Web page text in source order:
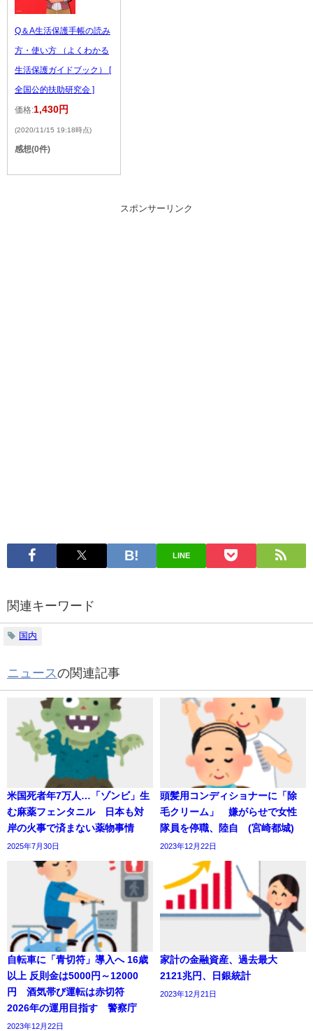
Q＆A生活保護手帳の読み
方・使い方 （よくわかる
生活保護ガイドブック） [
全国公的扶助研究会 ]
価格:1,430円
(2020/11/15 19:18時点)
感想(0件)
スポンサーリンク
LINE
関連キーワード
国内
ニュースの関連記事
米国死者年7万人…「ゾンビ」生
む麻薬フェンタニル 日本も対
岸の火事で済まない薬物事情
2025年7月30日
頭髪用コンディショナーに「除
毛クリーム」 嫌がらせで女性
隊員を停職、陸自 (宮崎都城)
2023年12月22日
自転車に「青切符」導入へ 16歳
以上 反則金は5000円～12000
円 酒気帯び運転は赤切符
2026年の運用目指す 警察庁
2023年12月22日
家計の金融資産、過去最大
2121兆円、日銀統計
2023年12月21日